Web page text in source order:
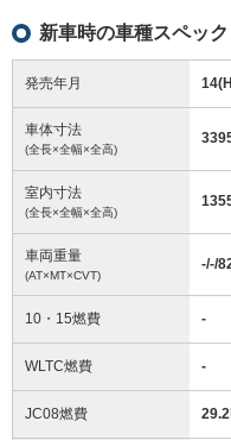
新車時の車種スペック
発売年月
車体寸法
(全長×全幅×全高)
室内寸法
(全長×全幅×全高)
車両重量
(AT×MT×CVT)
-/-/
10・15燃費 -
WLTC燃費 -
JC08燃費